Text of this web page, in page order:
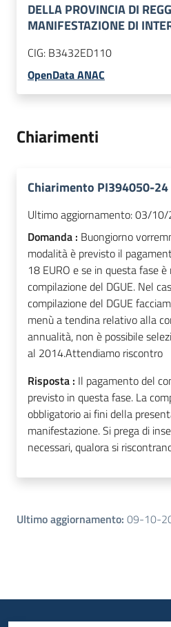
DELLA PROVINCIA DI
MANIFESTAZIONE DI
CIG: B3432ED110
OpenData ANAC
Chiarimenti
Chiarimento PI394050-24
Ultimo aggiornamento:03/10/
Domanda : Buongiorno
modalità è previsto il
18 EURO e se in questa fase
compilazione del DGUE. Nel
compilazione del DGUE
menù a tendina relativo alla
annualità, non è possibile
al 2014.Attendiamo riscontro
Risposta : Il pagamento del
previsto in questa fase. La
obbligatorio ai fini della
manifestazione. Si prega di
necessari, qualora si
Ultimo aggiornamento: 09-10-